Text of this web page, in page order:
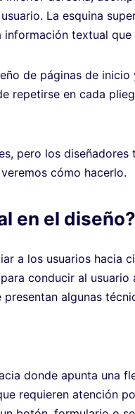
La esquina
textual
de páginas de
repetirse en cada
pero los diseñadores
cómo hacerlo.
en el diseño?
a los usuarios hacia
conducir al
algunas
donde apunta una
requieren atención